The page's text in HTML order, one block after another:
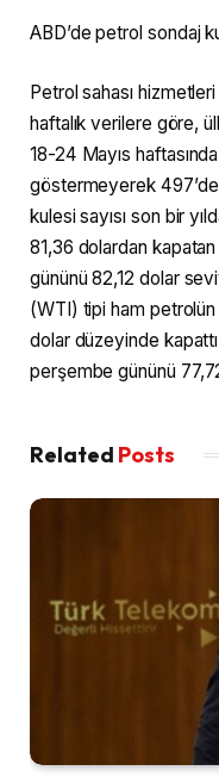
ABD’de petrol sondaj
Petrol sahası hizmetleri
haftalık verilere göre,
18-24 Mayıs
göstermeyerek 497’de
kulesi sayısı son bir
81,36 dolardan
gününü 82,12 dolar
(WTI) tipi ham
dolar düzeyinde
perşembe gününü
Related Posts